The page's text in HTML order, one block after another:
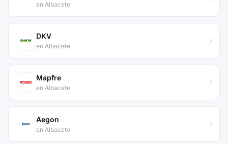
en Albacete
DKV
en Albacete
Mapfre
en Albacete
Aegon
en Albacete